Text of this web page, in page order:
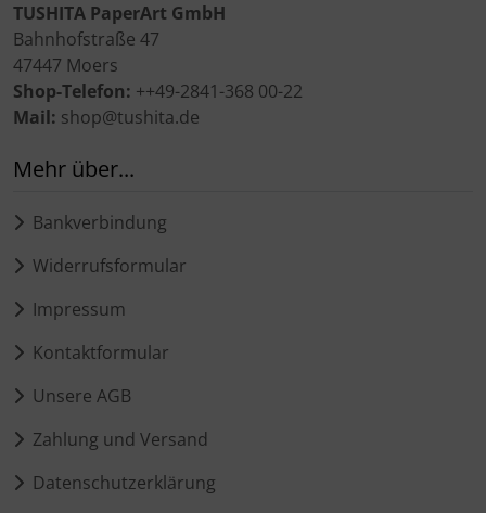
TUSHITA PaperArt GmbH
Bahnhofstraße 47
47447 Moers
Shop-Telefon: ++49-2841-368 00-22
Mail: shop@tushita.de
Mehr über...
Bankverbindung
Widerrufsformular
Impressum
Kontaktformular
Unsere AGB
Zahlung und Versand
Datenschutzerklärung